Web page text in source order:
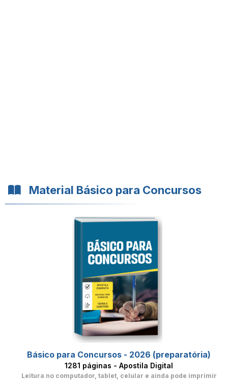
Material Básico para Concursos
Básico para Concursos - 2026 (preparatória)
1281 páginas - Apostila Digital
Leitura no computador, tablet, celular e ainda pode imprimir